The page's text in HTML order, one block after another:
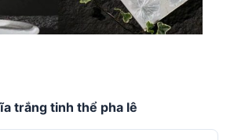
trắng tinh thể pha lê